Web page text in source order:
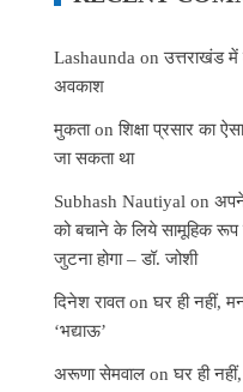
Lashaunda onउत्तराखंड में
अवकाश
मुकताonशिक्षा प्रसार का
जा सकता था
Subhash Nautiyal on
को बचाने के लिये सामूहिक
जुटना होगा – डॉ. जोशी
दिनेश रावतonघर ही नहीं,
‘भद्याऊ’
अरूणा सेमवाल onघर ही